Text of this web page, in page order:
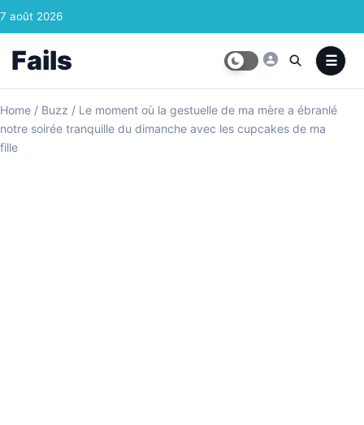
Skip to content
7 août 2026
Fails
Home / Buzz / Le moment où la gestuelle de ma mère a ébranlé
notre soirée tranquille du dimanche avec les cupcakes de ma
fille